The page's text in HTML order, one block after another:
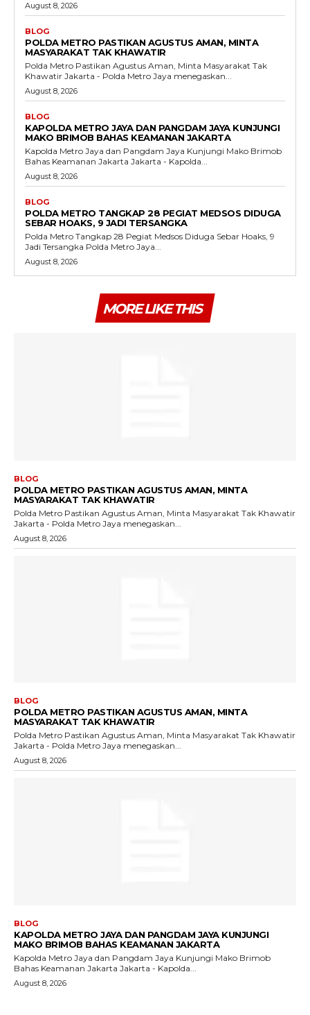
August 8, 2026
BLOG
POLDA METRO PASTIKAN AGUSTUS AMAN, MINTA
MASYARAKAT TAK KHAWATIR
Polda Metro Pastikan Agustus Aman, Minta Masyarakat Tak
Khawatir Jakarta - Polda Metro Jaya menegaskan...
August 8, 2026
BLOG
KAPOLDA METRO JAYA DAN PANGDAM JAYA KUNJUNGI
MAKO BRIMOB BAHAS KEAMANAN JAKARTA
Kapolda Metro Jaya dan Pangdam Jaya Kunjungi Mako Brimob
Bahas Keamanan Jakarta Jakarta - Kapolda...
August 8, 2026
BLOG
POLDA METRO TANGKAP 28 PEGIAT MEDSOS DIDUGA
SEBAR HOAKS, 9 JADI TERSANGKA
Polda Metro Tangkap 28 Pegiat Medsos Diduga Sebar Hoaks, 9
Jadi Tersangka Polda Metro Jaya...
August 8, 2026
MORE LIKE THIS
BLOG
POLDA METRO PASTIKAN AGUSTUS AMAN, MINTA
MASYARAKAT TAK KHAWATIR
Polda Metro Pastikan Agustus Aman, Minta Masyarakat Tak Khawatir
Jakarta - Polda Metro Jaya menegaskan...
August 8, 2026
BLOG
POLDA METRO PASTIKAN AGUSTUS AMAN, MINTA
MASYARAKAT TAK KHAWATIR
Polda Metro Pastikan Agustus Aman, Minta Masyarakat Tak Khawatir
Jakarta - Polda Metro Jaya menegaskan...
August 8, 2026
BLOG
KAPOLDA METRO JAYA DAN PANGDAM JAYA KUNJUNGI
MAKO BRIMOB BAHAS KEAMANAN JAKARTA
Kapolda Metro Jaya dan Pangdam Jaya Kunjungi Mako Brimob
Bahas Keamanan Jakarta Jakarta - Kapolda...
August 8, 2026